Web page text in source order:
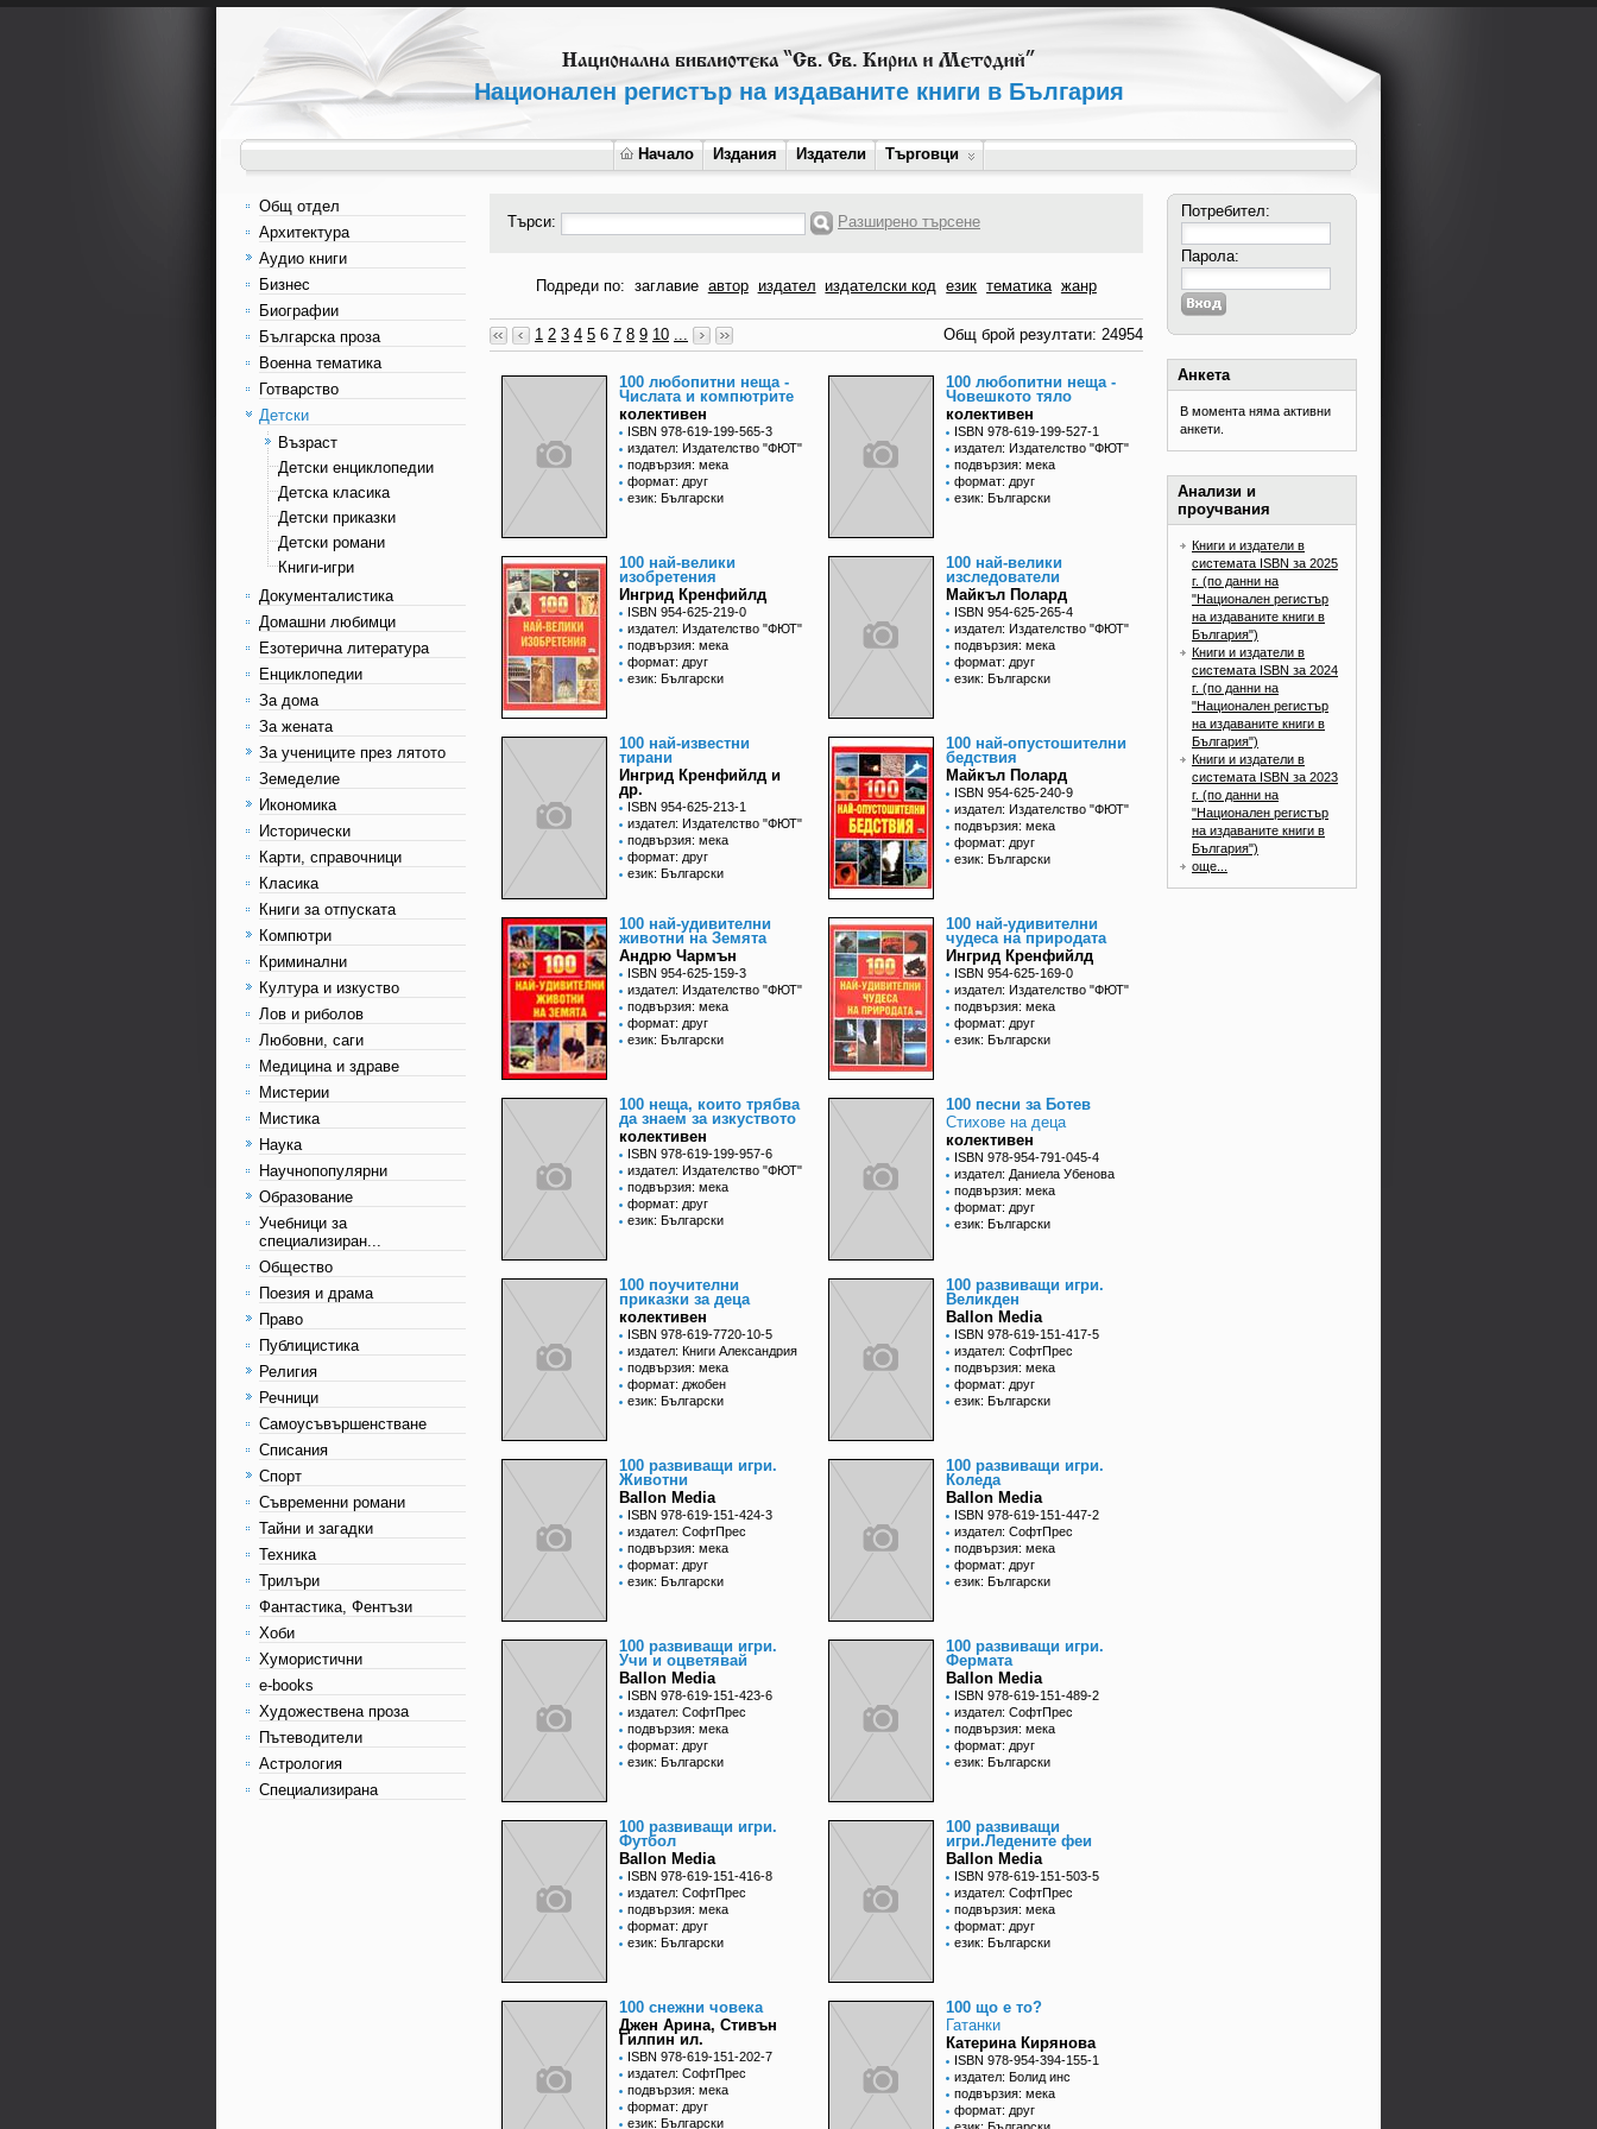
Национален регистър на издаваните книги в България
Начало Издания Издатели Търговци
Общ отдел
Архитектура
Аудио книги
Бизнес
Биографии
Българска проза
Военна тематика
Готварство
Детски
Възраст
Детски енциклопедии
Детска класика
Детски приказки
Детски романи
Книги-игри
Документалистика
Домашни любимци
Езотерична литература
Енциклопедии
За дома
За жената
За учениците през лятото
Земеделие
Икономика
Исторически
Карти, справочници
Класика
Книги за отпуската
Компютри
Криминални
Култура и изкуство
Лов и риболов
Любовни, саги
Медицина и здраве
Мистерии
Мистика
Наука
Научнопопулярни
Образование
Учебници за
специализиран...
Общество
Поезия и драма
Право
Публицистика
Религия
Речници
Самоусъвършенстване
Списания
Спорт
Съвременни романи
Тайни и загадки
Техника
Трилъри
Фантастика, Фентъзи
Хоби
Хумористични
e-books
Художествена проза
Пътеводители
Астрология
Специализирана
Търси: Разширено търсене
Подреди по: заглавие автор издател издателски код език тематика жанр
1 2 3 4 5 6 7 8 9 10 ... Общ брой резултати: 24954
100 любопитни неща -
Числата и компютрите
колективен
ISBN 978-619-199-565-3
издател: Издателство "ФЮТ"
подвързия: мека
формат: друг
език: Български
100 любопитни неща -
Човешкото тяло
колективен
ISBN 978-619-199-527-1
издател: Издателство "ФЮТ"
подвързия: мека
формат: друг
език: Български
100 най-велики
изобретения
Ингрид Кренфийлд
ISBN 954-625-219-0
издател: Издателство "ФЮТ"
подвързия: мека
формат: друг
език: Български
100 най-велики
изследователи
Майкъл Полард
ISBN 954-625-265-4
издател: Издателство "ФЮТ"
подвързия: мека
формат: друг
език: Български
100 най-известни
тирани
Ингрид Кренфийлд и
др.
ISBN 954-625-213-1
издател: Издателство "ФЮТ"
подвързия: мека
формат: друг
език: Български
100 най-опустошителни
бедствия
Майкъл Полард
ISBN 954-625-240-9
издател: Издателство "ФЮТ"
подвързия: мека
формат: друг
език: Български
100 най-удивителни
животни на Земята
Андрю Чармън
ISBN 954-625-159-3
издател: Издателство "ФЮТ"
подвързия: мека
формат: друг
език: Български
100 най-удивителни
чудеса на природата
Ингрид Кренфийлд
ISBN 954-625-169-0
издател: Издателство "ФЮТ"
подвързия: мека
формат: друг
език: Български
100 неща, които трябва
да знаем за изкуството
колективен
ISBN 978-619-199-957-6
издател: Издателство "ФЮТ"
подвързия: мека
формат: друг
език: Български
100 песни за Ботев
Стихове на деца
колективен
ISBN 978-954-791-045-4
издател: Даниела Убенова
подвързия: мека
формат: друг
език: Български
100 поучителни
приказки за деца
колективен
ISBN 978-619-7720-10-5
издател: Книги Александрия
подвързия: мека
формат: джобен
език: Български
100 развиващи игри.
Великден
Ballon Media
ISBN 978-619-151-417-5
издател: СофтПрес
подвързия: мека
формат: друг
език: Български
100 развиващи игри.
Животни
Ballon Media
ISBN 978-619-151-424-3
издател: СофтПрес
подвързия: мека
формат: друг
език: Български
100 развиващи игри.
Коледа
Ballon Media
ISBN 978-619-151-447-2
издател: СофтПрес
подвързия: мека
формат: друг
език: Български
100 развиващи игри.
Учи и оцветявай
Ballon Media
ISBN 978-619-151-423-6
издател: СофтПрес
подвързия: мека
формат: друг
език: Български
100 развиващи игри.
Фермата
Ballon Media
ISBN 978-619-151-489-2
издател: СофтПрес
подвързия: мека
формат: друг
език: Български
100 развиващи игри.
Футбол
Ballon Media
ISBN 978-619-151-416-8
издател: СофтПрес
подвързия: мека
формат: друг
език: Български
100 развиващи
игри.Ледените феи
Ballon Media
ISBN 978-619-151-503-5
издател: СофтПрес
подвързия: мека
формат: друг
език: Български
100 снежни човека
Джен Арина, Стивън
Гилпин ил.
ISBN 978-619-151-202-7
издател: СофтПрес
подвързия: мека
формат: друг
език: Български
100 що е то?
Гатанки
Катерина Кирянова
ISBN 978-954-394-155-1
издател: Болид инс
подвързия: мека
формат: друг
Потребител:
Парола:
Анкета
В момента няма активни
анкети.
Анализи и
проучвания
Книги и издатели в
системата ISBN за 2025
г. (по данни на
"Национален регистър
на издаваните книги в
България")
Книги и издатели в
системата ISBN за 2024
г. (по данни на
"Национален регистър
на издаваните книги в
България")
Книги и издатели в
системата ISBN за 2023
г. (по данни на
"Национален регистър
на издаваните книги в
България")
още...